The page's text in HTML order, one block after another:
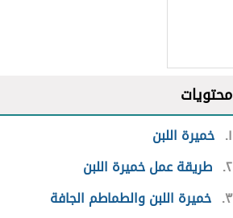
محتويات
١ خميرة اللبن
٢ طريقة عمل خميرة اللبن
٣ خميرة اللبن والطماطم الجافة